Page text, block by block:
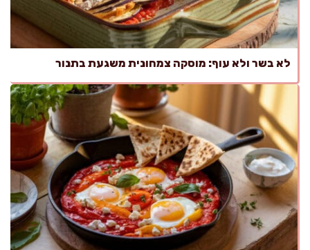
לא בשר ולא עוף: מוסקה צמחונית משגעת בתנור